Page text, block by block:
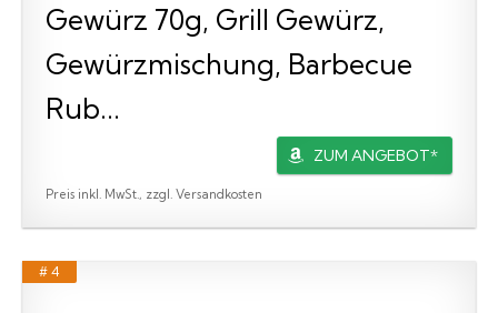
Gewürz 70g, Grill Gewürz,
Gewürzmischung, Barbecue
Rub...
ZUM ANGEBOT*
Preis inkl. MwSt., zzgl. Versandkosten
# 4